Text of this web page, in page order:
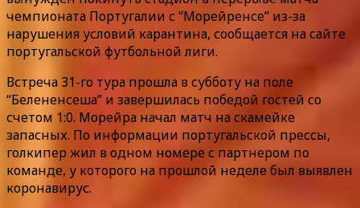
чемпионата Португалии с “Морейренсе” из-за
нарушения условий карантина, сообщается на сайте
португальской футбольной лиги.
Встреча 31-го тура прошла в субботу на поле
“Белененсеша” и завершилась победой гостей со
счетом 1:0. Морейра начал матч на скамейке
запасных. По информации португальской прессы,
голкипер жил в одном номере с партнером по
команде, у которого на прошлой неделе был выявлен
коронавирус.